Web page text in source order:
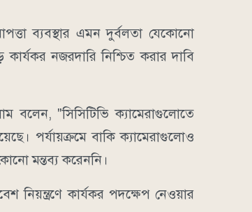
ব্যবস্থার এমন দুর্বলতা যেকোনো
নজরদারি নিশ্চিত করার দাবি
বলেন, "সিসিটিভি ক্যামেরাগুলোতে
পর্যায়ক্রমে বাকি ক্যামেরাগুলোও
মন্তব্য করেননি।
নিয়ন্ত্রণে কার্যকর পদক্ষেপ নেওয়ার